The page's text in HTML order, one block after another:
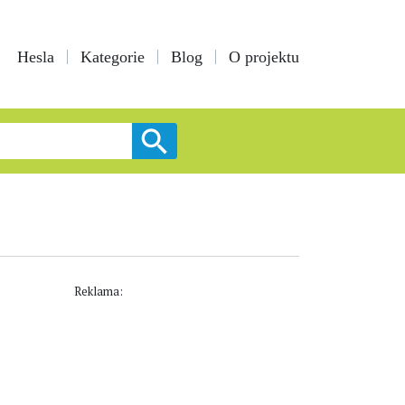
Hesla Kategorie Blog O projektu
Reklama: